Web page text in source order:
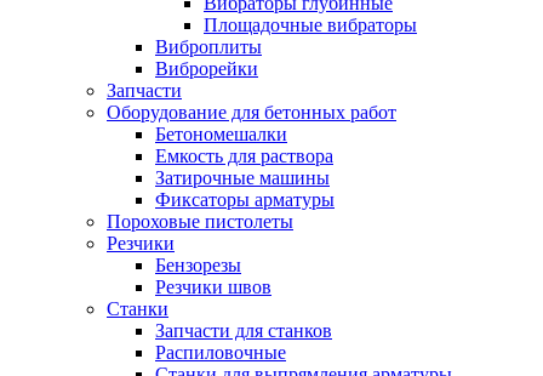
Площадочные вибраторы
Виброплиты
Виброрейки
Запчасти
Оборудование для бетонных работ
Бетономешалки
Емкость для раствора
Затирочные машины
Фиксаторы арматуры
Пороховые пистолеты
Резчики
Бензорезы
Резчики швов
Станки
Запчасти для станков
Распиловочные